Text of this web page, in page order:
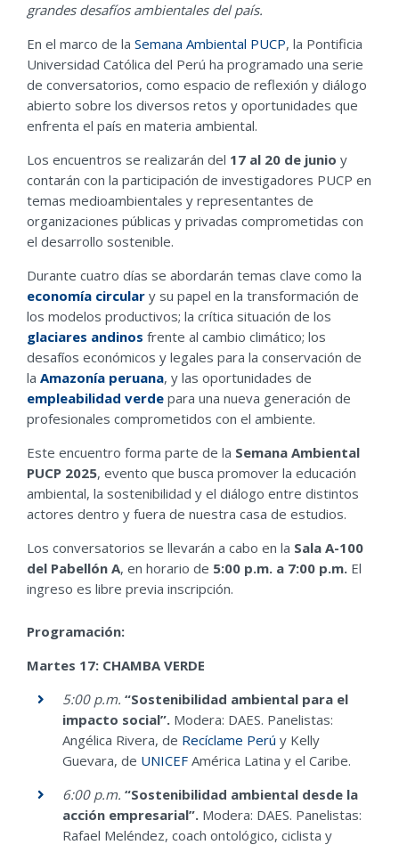
grandes desafíos ambientales del país.
En el marco de la Semana Ambiental PUCP, la Pontificia
Universidad Católica del Perú ha programado una serie
de conversatorios, como espacio de reflexión y diálogo
abierto sobre los diversos retos y oportunidades que
enfrenta el país en materia ambiental.
Los encuentros se realizarán del 17 al 20 de junio y
contarán con la participación de investigadores PUCP en
temas medioambientales y representantes de
organizaciones públicas y privadas comprometidas con
el desarrollo sostenible.
Durante cuatro días se abordarán temas clave como la
economía circular y su papel en la transformación de
los modelos productivos; la crítica situación de los
glaciares andinos frente al cambio climático; los
desafíos económicos y legales para la conservación de
la Amazonía peruana, y las oportunidades de
empleabilidad verde para una nueva generación de
profesionales comprometidos con el ambiente.
Este encuentro forma parte de la Semana Ambiental
PUCP 2025, evento que busca promover la educación
ambiental, la sostenibilidad y el diálogo entre distintos
actores dentro y fuera de nuestra casa de estudios.
Los conversatorios se llevarán a cabo en la Sala A-100
del Pabellón A, en horario de 5:00 p.m. a 7:00 p.m. El
ingreso es libre previa inscripción.
Programación:
Martes 17: CHAMBA VERDE
5:00 p.m. “Sostenibilidad ambiental para el
impacto social”. Modera: DAES. Panelistas:
Angélica Rivera, de Recíclame Perú y Kelly
Guevara, de UNICEF América Latina y el Caribe.
6:00 p.m. “Sostenibilidad ambiental desde la
acción empresarial”. Modera: DAES. Panelistas:
Rafael Meléndez, coach ontológico, ciclista y